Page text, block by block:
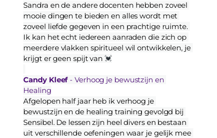
Sandra en de andere docenten hebben zoveel
mooie dingen te bieden en alles wordt met
zoveel liefde gegeven in een prachtige ruimte.
Ik kan het echt iedereen aanraden die zich op
meerdere vlakken spiritueel wil ontwikkelen, je
krijgt er geen spijt van 💓
Candy Kleef - Verhoog je bewustzijn en
Healing
Afgelopen half jaar heb ik verhoog je
bewustzijn en de healing training gevolgd bij
Sensibel. De lessen zijn heel divers en bestaan
uit verschillende oefeningen waar je gelijk mee